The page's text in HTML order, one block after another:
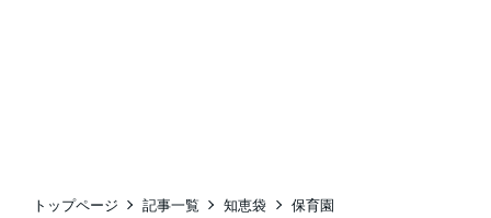
トップページ 記事一覧 知恵袋 保育園